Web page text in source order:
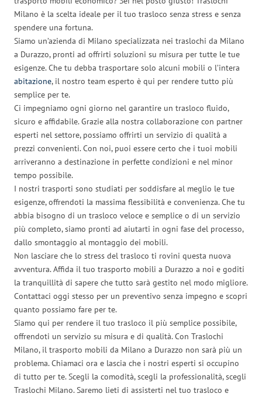
Milano è la scelta ideale per il tuo trasloco senza stress e senza
spendere una fortuna.
Siamo un’azienda di Milano specializzata nei traslochi da Milano
a Durazzo, pronti ad offrirti soluzioni su misura per tutte le tue
esigenze. Che tu debba trasportare solo alcuni mobili o l’intera
abitazione, il nostro team esperto è qui per rendere tutto più
semplice per te.
Ci impegniamo ogni giorno nel garantire un trasloco fluido,
sicuro e affidabile. Grazie alla nostra collaborazione con partner
esperti nel settore, possiamo offrirti un servizio di qualità a
prezzi convenienti. Con noi, puoi essere certo che i tuoi mobili
arriveranno a destinazione in perfette condizioni e nel minor
tempo possibile.
I nostri trasporti sono studiati per soddisfare al meglio le tue
esigenze, offrendoti la massima flessibilità e convenienza. Che tu
abbia bisogno di un trasloco veloce e semplice o di un servizio
più completo, siamo pronti ad aiutarti in ogni fase del processo,
dallo smontaggio al montaggio dei mobili.
Non lasciare che lo stress del trasloco ti rovini questa nuova
avventura. Affida il tuo trasporto mobili a Durazzo a noi e goditi
la tranquillità di sapere che tutto sarà gestito nel modo migliore.
Contattaci oggi stesso per un preventivo senza impegno e scopri
quanto possiamo fare per te.
Siamo qui per rendere il tuo trasloco il più semplice possibile,
offrendoti un servizio su misura e di qualità. Con Traslochi
Milano, il trasporto mobili da Milano a Durazzo non sarà più un
problema. Chiamaci ora e lascia che i nostri esperti si occupino
di tutto per te. Scegli la comodità, scegli la professionalità, scegli
Traslochi Milano. Saremo lieti di assisterti nel tuo trasloco e